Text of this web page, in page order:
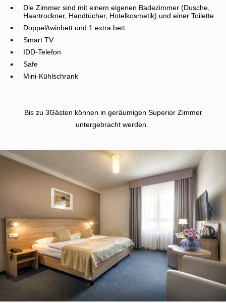
Die Zimmer sind mit einem eigenen Badezimmer (Dusche,
Haartrockner, Handtücher, Hotelkosmetik) und einer Toilette
Doppel/twinbett und 1 extra bett
Smart TV
IDD-Telefon
Safe
Mini-Kühlschrank
Bis zu 3Gästen können in geräumigen Superior Zimmer
untergebracht werden.